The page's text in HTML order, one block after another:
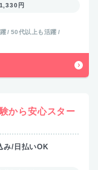
円
50代以上も活躍
から安心スター
み/日払いOK